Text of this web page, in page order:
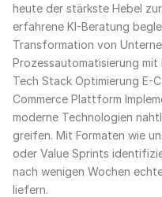
heute der stärkste Hebel
erfahrene KI-Beratung
Transformation von
Prozessautomatisierung
Tech Stack Optimierung E-
Commerce Plattform
moderne Technologien
greifen. Mit Formaten wie
oder Value Sprints
nach wenigen Wochen
liefern.